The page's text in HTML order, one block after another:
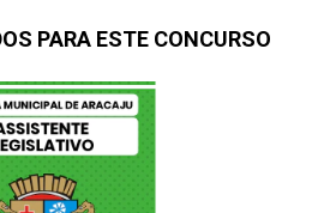
PARA ESTE CONCURSO